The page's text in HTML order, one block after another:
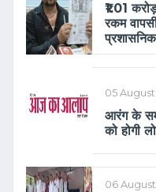
₹1.01
रकम
प्रशासनिक
05
आरंग के
को होगी
06